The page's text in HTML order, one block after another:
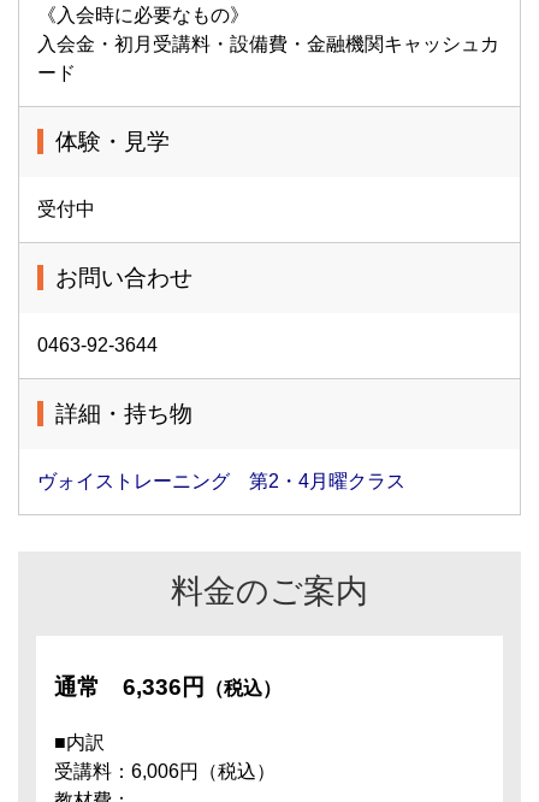
《入会時に必要なもの》
入会金・初月受講料・設備費・金融機関キャッシュカ
ード
体験・見学
受付中
お問い合わせ
0463-92-3644
詳細・持ち物
ヴォイストレーニング 第2・4月曜クラス
料金のご案内
通常 6,336円 （税込）
■内訳
受講料：6,006円（税込）